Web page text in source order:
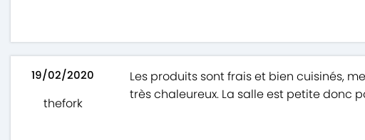
19/02/2020
thefork
Les produits sont frais et bien cuisinés,
très chaleureux. La salle est petite donc